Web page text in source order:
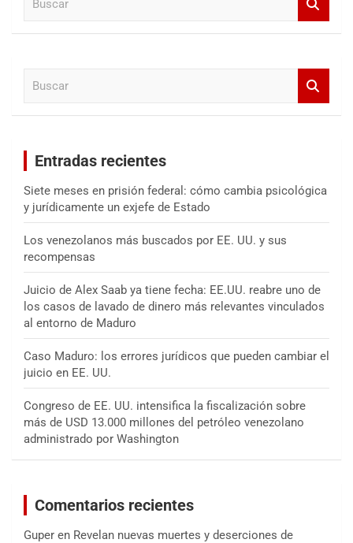
Entradas recientes
Siete meses en prisión federal: cómo cambia psicológica
y jurídicamente un exjefe de Estado
Los venezolanos más buscados por EE. UU. y sus
recompensas
Juicio de Alex Saab ya tiene fecha: EE.UU. reabre uno de
los casos de lavado de dinero más relevantes vinculados
al entorno de Maduro
Caso Maduro: los errores jurídicos que pueden cambiar el
juicio en EE. UU.
Congreso de EE. UU. intensifica la fiscalización sobre
más de USD 13.000 millones del petróleo venezolano
administrado por Washington
Comentarios recientes
Guper en Revelan nuevas muertes y deserciones de